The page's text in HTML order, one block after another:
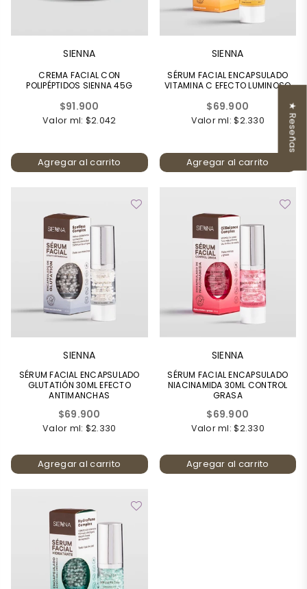
SIENNA
CREMA FACIAL CON
POLIPÉPTIDOS SIENNA 45G
Precio
habitual
$91.900
Valor ml: $2.042
Agregar al carrito
SIENNA
SÉRUM FACIAL ENCAPSULADO
VITAMINA C EFECTO LUMINOSO
Precio
habitual
$69.900
Valor ml: $2.330
Agregar al carrito
SIENNA
SÉRUM FACIAL ENCAPSULADO
GLUTATIÓN 30ML EFECTO
ANTIMANCHAS
Precio
habitual
$69.900
Valor ml: $2.330
Agregar al carrito
SIENNA
SÉRUM FACIAL ENCAPSULADO
NIACINAMIDA 30ML CONTROL
GRASA
Precio
habitual
$69.900
Valor ml: $2.330
Agregar al carrito
★ Reseñas